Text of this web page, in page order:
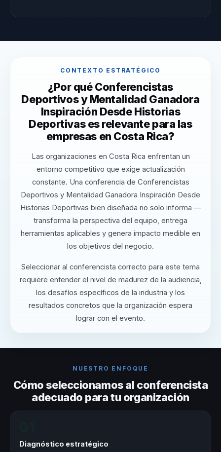
CONTEXTO ESTRATÉGICO
¿Por qué Conferencistas
Deportivos y Mentalidad Ganadora
Inspiración Desde Historias
Deportivas es relevante para las
empresas en Costa Rica?
Las organizaciones en Costa Rica enfrentan un
entorno competitivo que exige actualización
constante. Una conferencia de Conferencistas
Deportivos y Mentalidad Ganadora Inspiración Desde
Historias Deportivas bien diseñada no solo informa —
transforma la perspectiva del equipo, entrega
herramientas aplicables y genera impacto medible en
los objetivos del negocio.
Seleccionar al conferencista correcto para este tema
requiere entender el nivel de madurez de la audiencia,
los desafíos específicos de la industria y los
resultados concretos que la organización espera
lograr con el evento.
NUESTRO ENFOQUE
Cómo seleccionamos al conferencista
adecuado para tu organización
Diagnóstico estratégico